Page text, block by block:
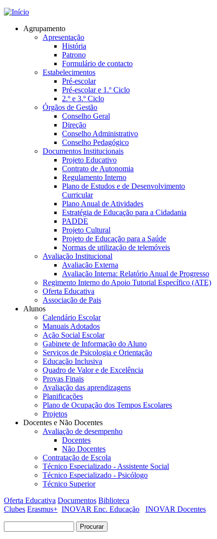
Jump to navigation
Agrupamento
Apresentação
História
Patrono
Formulário de contacto
Estabelecimentos
Pré-escolar
Pré-escolar e 1.º Ciclo
2.º e 3.º Ciclo
Órgãos de Gestão
Conselho Geral
Direção
Conselho Administrativo
Conselho Pedagógico
Documentos Institucionais
Projeto Educativo
Contrato de Autonomia
Regulamento Interno
Plano de Estudos e de Desenvolvimento
Curricular
Plano Anual de Atividades
Estratégia de Educação para a Cidadania
PADDE
Projeto Cultural
Projeto de Educação para a Saúde
Normas de utilização de telemóveis
Avaliação Institucional
Avaliação Externa
Avaliação Interna: Relatório Anual de Progresso
Regimento Interno do Apoio Tutorial Específico (ATE)
Oferta Educativa
Associação de Pais
Alunos
Calendário Escolar
Manuais Adotados
Ação Social Escolar
Gabinete de Informação do Aluno
Serviços de Psicologia e Orientação
Educação Inclusiva
Quadro de Valor e de Excelência
Provas Finais
Avaliação das aprendizagens
Planificações
Plano de Ocupação dos Tempos Escolares
Projetos
Docentes e Não Docentes
Avaliação de desempenho
Docentes
Não Docentes
Contratação de Escola
Técnico Especializado - Assistente Social
Técnico Especializado - Psicólogo
Técnico Superior
Oferta Educativa Documentos Biblioteca
Clubes Erasmus+ INOVAR Enc. Educação INOVAR Docentes